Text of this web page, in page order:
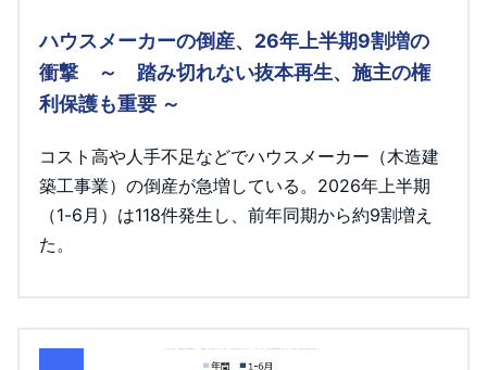
ハウスメーカーの倒産、26年上半期9割増の
衝撃 ～ 踏み切れない抜本再生、施主の権
利保護も重要 ～
コスト高や人手不足などでハウスメーカー（木造建
築工事業）の倒産が急増している。2026年上半期
（1-6月）は118件発生し、前年同期から約9割増え
た。